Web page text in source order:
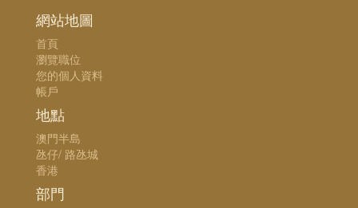
網站地圖
首頁
瀏覽職位
您的個人資料
帳戶
地點
澳門半島
氹仔/ 路氹城
香港
部門